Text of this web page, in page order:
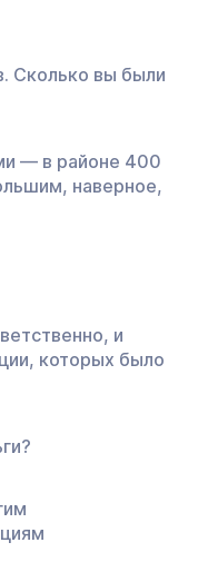
Сколько вы были
— в районе 400
наверное,
и
которых было